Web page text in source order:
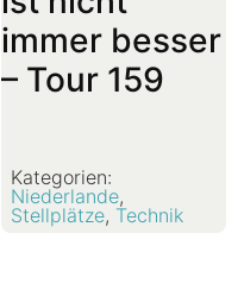
immer besser
– Tour 159
Kategorien:
Niederlande,
Stellplätze, Technik